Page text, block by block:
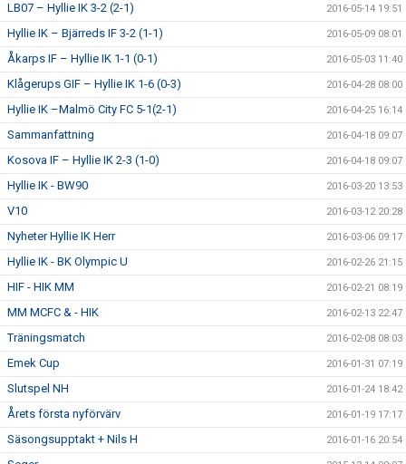
LB07 – Hyllie IK 3-2 (2-1) 2016-05-14 19:51
Hyllie IK – Bjärreds IF 3-2 (1-1) 2016-05-09 08:01
Åkarps IF – Hyllie IK 1-1 (0-1) 2016-05-03 11:40
Klågerups GIF – Hyllie IK 1-6 (0-3) 2016-04-28 08:00
Hyllie IK –Malmö City FC 5-1(2-1) 2016-04-25 16:14
Sammanfattning 2016-04-18 09:07
Kosova IF – Hyllie IK 2-3 (1-0) 2016-04-18 09:07
Hyllie IK - BW90 2016-03-20 13:53
V10 2016-03-12 20:28
Nyheter Hyllie IK Herr 2016-03-06 09:17
Hyllie IK - BK Olympic U 2016-02-26 21:15
HIF - HIK MM 2016-02-21 08:19
MM MCFC & - HIK 2016-02-13 22:47
Träningsmatch 2016-02-08 08:03
Emek Cup 2016-01-31 07:19
Slutspel NH 2016-01-24 18:42
Årets första nyförvärv 2016-01-19 17:17
Säsongsupptakt + Nils H 2016-01-16 20:54